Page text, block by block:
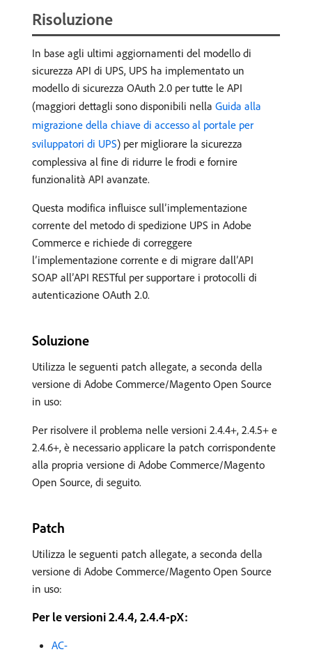
Risoluzione
In base agli ultimi aggiornamenti del modello di
sicurezza API di UPS, UPS ha implementato un
modello di sicurezza OAuth 2.0 per tutte le API
(maggiori dettagli sono disponibili nella Guida alla
migrazione della chiave di accesso al portale per
sviluppatori di UPS) per migliorare la sicurezza
complessiva al fine di ridurre le frodi e fornire
funzionalità API avanzate.
Questa modifica influisce sull’implementazione
corrente del metodo di spedizione UPS in Adobe
Commerce e richiede di correggere
l’implementazione corrente e di migrare dall’API
SOAP all’API RESTful per supportare i protocolli di
autenticazione OAuth 2.0.
Soluzione
Utilizza le seguenti patch allegate, a seconda della
versione di Adobe Commerce/Magento Open Source
in uso:
Per risolvere il problema nelle versioni 2.4.4+, 2.4.5+ e
2.4.6+, è necessario applicare la patch corrispondente
alla propria versione di Adobe Commerce/Magento
Open Source, di seguito.
Patch
Utilizza le seguenti patch allegate, a seconda della
versione di Adobe Commerce/Magento Open Source
in uso:
Per le versioni 2.4.4, 2.4.4-pX:
AC-